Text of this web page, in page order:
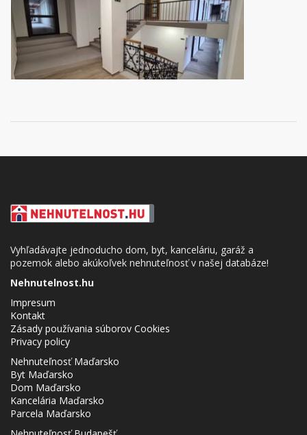
Vyhľadávajte jednoducho dom, byt, kanceláriu, garáž a
pozemok alebo akúkoľvek nehnuteľnosť v našej databáze!
Nehnutelnost.hu
Impresum
Kontakt
Zásady používania súborov Cookies
Privacy policy
Nehnuteľnosť Maďarsko
Byt Maďarsko
Dom Maďarsko
Kancelária Maďarsko
Parcela Maďarsko